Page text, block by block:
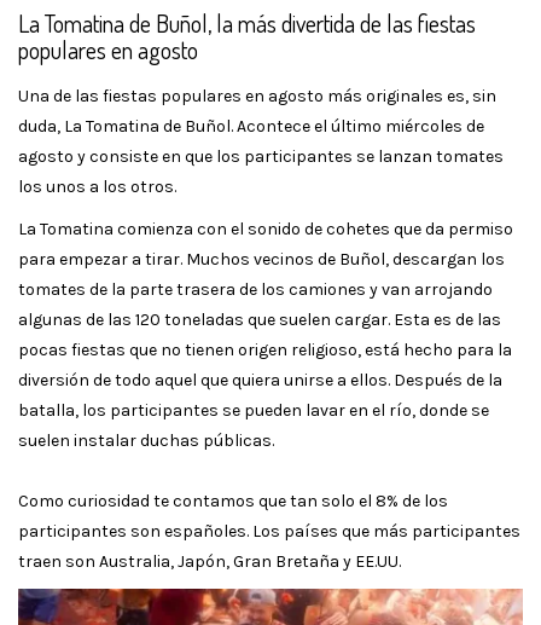
La Tomatina de Buñol, la más divertida de las fiestas
populares en agosto
Una de las fiestas populares en agosto más originales es, sin
duda, La Tomatina de Buñol. Acontece el último miércoles de
agosto y consiste en que los participantes se lanzan tomates
los unos a los otros.
La Tomatina comienza con el sonido de cohetes que da permiso
para empezar a tirar. Muchos vecinos de Buñol, descargan los
tomates de la parte trasera de los camiones y van arrojando
algunas de las 120 toneladas que suelen cargar. Esta es de las
pocas fiestas que no tienen origen religioso, está hecho para la
diversión de todo aquel que quiera unirse a ellos. Después de la
batalla, los participantes se pueden lavar en el río, donde se
suelen instalar duchas públicas.
Como curiosidad te contamos que tan solo el 8% de los
participantes son españoles. Los países que más participantes
traen son Australia, Japón, Gran Bretaña y EE.UU.